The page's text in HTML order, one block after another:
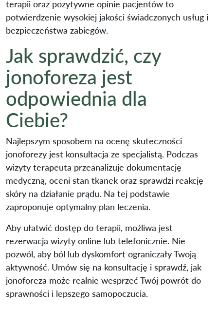
terapii oraz pozytywne opinie pacjentów to
potwierdzenie wysokiej jakości świadczonych usług i
bezpieczeństwa zabiegów.
Jak sprawdzić, czy
jonoforeza jest
odpowiednia dla
Ciebie?
Najlepszym sposobem na ocenę skuteczności
jonoforezy jest konsultacja ze specjalistą. Podczas
wizyty terapeuta przeanalizuje dokumentację
medyczną, oceni stan tkanek oraz sprawdzi reakcję
skóry na działanie prądu. Na tej podstawie
zaproponuje optymalny plan leczenia.
Aby ułatwić dostęp do terapii, możliwa jest
rezerwacja wizyty online lub telefonicznie. Nie
pozwól, aby ból lub dyskomfort ograniczały Twoją
aktywność. Umów się na konsultację i sprawdź, jak
jonoforeza może realnie wesprzeć Twój powrót do
sprawności i lepszego samopoczucia.